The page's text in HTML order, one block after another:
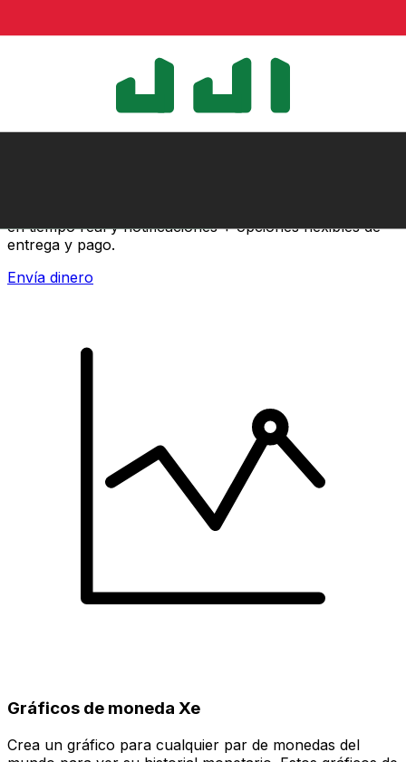
en tiempo real y notificaciones + opciones flexibles de
entrega y pago.
Envía dinero
Gráficos de moneda Xe
Crea un gráfico para cualquier par de monedas del